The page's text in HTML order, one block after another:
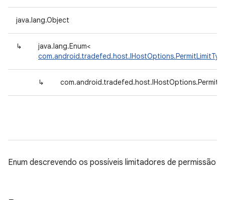
java.lang.Object
↳
java.lang.Enum<
↳
Enum descrevendo os possíveis limitadores de permissão